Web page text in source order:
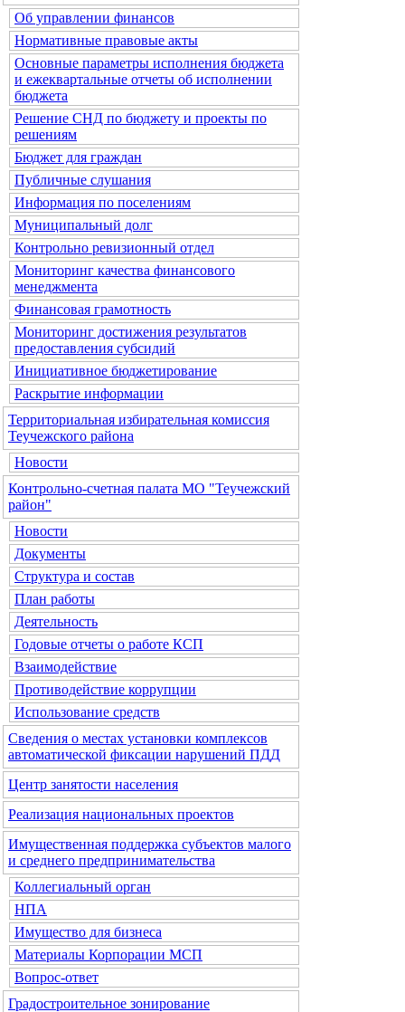
Об управлении финансов
Нормативные правовые акты
Основные параметры исполнения бюджета
и ежеквартальные отчеты об исполнении
бюджета
Решение СНД по бюджету и проекты по
решениям
Бюджет для граждан
Публичные слушания
Информация по поселениям
Муниципальный долг
Контрольно ревизионный отдел
Мониторинг качества финансового
менеджмента
Финансовая грамотность
Мониторинг достижения результатов
предоставления субсидий
Инициативное бюджетирование
Раскрытие информации
Территориальная избирательная комиссия
Теучежского района
Новости
Контрольно-счетная палата МО "Теучежский
район"
Новости
Документы
Структура и состав
План работы
Деятельность
Годовые отчеты о работе КСП
Взаимодействие
Противодействие коррупции
Использование средств
Сведения о местах установки комплексов
автоматической фиксации нарушений ПДД
Центр занятости населения
Реализация национальных проектов
Имущественная поддержка субъектов малого
и среднего предпринимательства
Коллегиальный орган
НПА
Имущество для бизнеса
Материалы Корпорации МСП
Вопрос-ответ
Градостроительное зонирование